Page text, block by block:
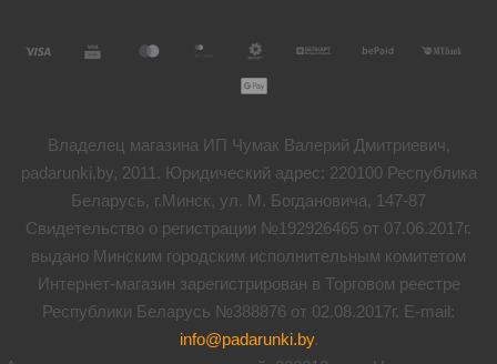
Владелец магазина ИП Чумак Валерий Дмитриевич,
padarunki.by, 2011. Юридический адрес: 220100 Республика
Беларусь, г.Минск, ул. М. Богдановича, 147-87
Свидетельство о регистрации №192926465 от 07.06.2017г.
выдано Минским городским исполнительным комитетом
Интернет-магазин зарегистрирован в Торговом реестре
Республики Беларусь №388876 от 02.08.2017г. E-mail:
info@padarunki.by.